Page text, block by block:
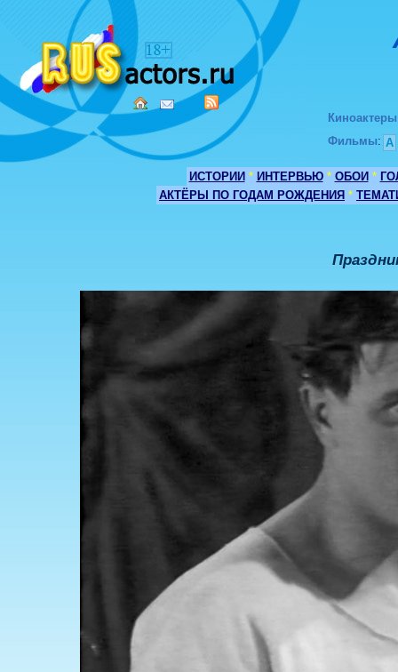
Киноактеры
Фильмы: А
ИСТОРИИ * ИНТЕРВЬЮ * ОБОИ *
АКТЁРЫ ПО ГОДАМ РОЖДЕНИЯ *